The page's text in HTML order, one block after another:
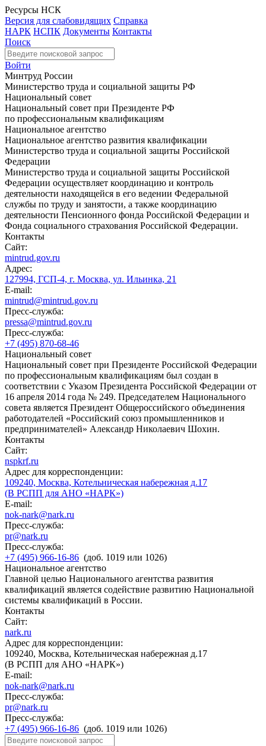
Ресурсы НСК
Версия для слабовидящих Справка
НАРК НСПК Документы Контакты
Поиск
Войти
Минтруд России
Министерство труда и социальной защиты РФ
Национальный совет
Национальный совет при Президенте РФ
по профессиональным квалификациям
Национальное агентство
Национальное агентство развития квалификации
Министерство труда и социальной защиты Российской
Федерации
Министерство труда и социальной защиты Российской
Федерации осуществляет координацию и контроль
деятельности находящейся в его ведении Федеральной
службы по труду и занятости, а также координацию
деятельности Пенсионного фонда Российской Федерации и
Фонда социального страхования Российской Федерации.
Контакты
Сайт:
mintrud.gov.ru
Адрес:
127994, ГСП-4, г. Москва, ул. Ильинка, 21
E-mail:
mintrud@mintrud.gov.ru
Пресс-служба:
pressa@mintrud.gov.ru
Пресс-служба:
+7 (495) 870-68-46
Национальный совет
Национальный совет при Президенте Российской Федерации
по профессиональным квалификациям был создан в
соответствии с Указом Президента Российской Федерации от
16 апреля 2014 года № 249. Председателем Национального
совета является Президент Общероссийского объединения
работодателей «Российский союз промышленников и
предпринимателей» Александр Николаевич Шохин.
Контакты
Сайт:
nspkrf.ru
Адрес для корреспонденции:
109240, Москва, Котельническая набережная д.17
(В РСПП для АНО «НАРК»)
E-mail:
nok-nark@nark.ru
Пресс-служба:
pr@nark.ru
Пресс-служба:
+7 (495) 966-16-86 (доб. 1019 или 1026)
Национальное агентство
Главной целью Национального агентства развития
квалификаций является содействие развитию Национальной
системы квалификаций в России.
Контакты
Сайт:
nark.ru
Адрес для корреспонденции:
109240, Москва, Котельническая набережная д.17
(В РСПП для АНО «НАРК»)
E-mail:
nok-nark@nark.ru
Пресс-служба:
pr@nark.ru
Пресс-служба:
+7 (495) 966-16-86 (доб. 1019 или 1026)